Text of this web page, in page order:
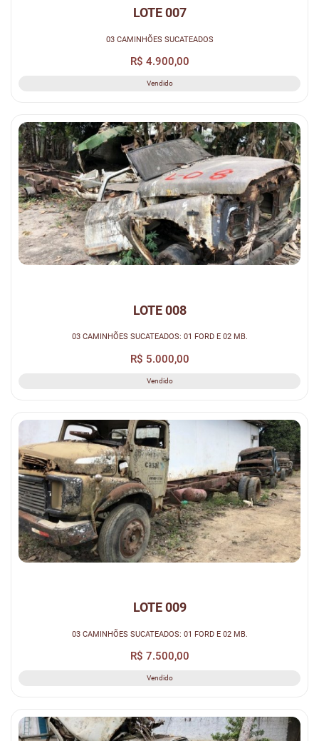
LOTE 007
03 CAMINHÕES SUCATEADOS
R$ 4.900,00
Vendido
LOTE 008
03 CAMINHÕES SUCATEADOS: 01 FORD E 02 MB.
R$ 5.000,00
Vendido
LOTE 009
03 CAMINHÕES SUCATEADOS: 01 FORD E 02 MB.
R$ 7.500,00
Vendido